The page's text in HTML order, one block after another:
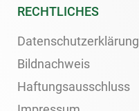
RECHTLICHES
Datenschutzerklärung
Bildnachweis
Haftungsausschluss